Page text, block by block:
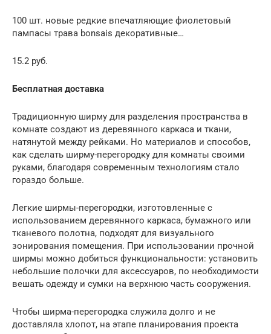
100 шт. новые редкие впечатляющие фиолетовый
пампасы трава bonsais декоративные…
15.2 руб.
Бесплатная доставка
Традиционную ширму для разделения пространства в
комнате создают из деревянного каркаса и ткани,
натянутой между рейками. Но материалов и способов,
как сделать ширму-перегородку для комнаты своими
руками, благодаря современным технологиям стало
гораздо больше.
Легкие ширмы-перегородки, изготовленные с
использованием деревянного каркаса, бумажного или
тканевого полотна, подходят для визуального
зонирования помещения. При использовании прочной
ширмы можно добиться функциональности: установить
небольшие полочки для аксессуаров, по необходимости
вешать одежду и сумки на верхнюю часть сооружения.
Чтобы ширма-перегородка служила долго и не
доставляла хлопот, на этапе планирования проекта